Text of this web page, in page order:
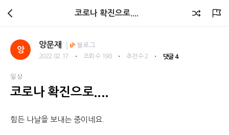
회원광장
코로나 확진으로....
앙
앙문재 블로그
2022.02.17 ・ 조회 수 190 ・ 추천 수 2 ・ 댓글 4
일상
코로나 확진으로....
힘든 나날을 보내는 중이네요.